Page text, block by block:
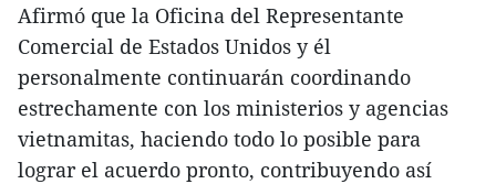
Afirmó que la Oficina del Representante
Comercial de Estados Unidos y él
personalmente continuarán coordinando
estrechamente con los ministerios y agencias
vietnamitas, haciendo todo lo posible para
lograr el acuerdo pronto, contribuyendo así